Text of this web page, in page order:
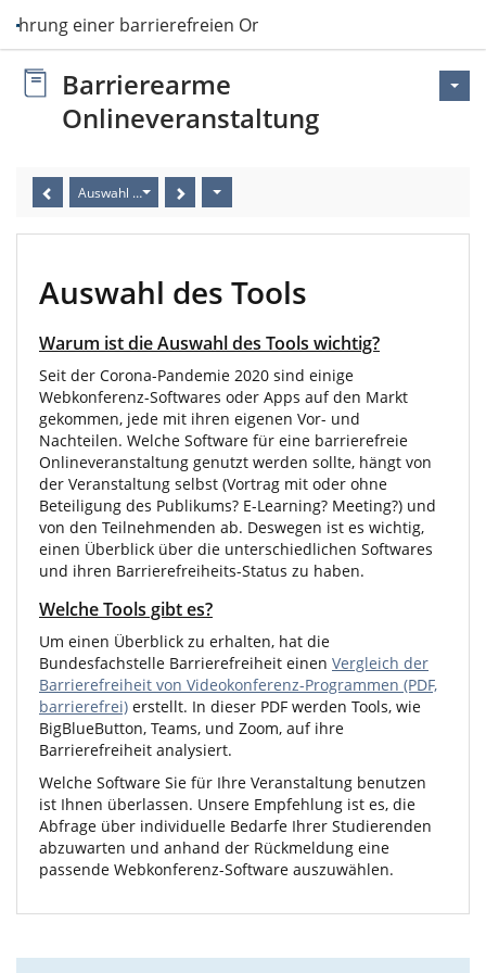
einer barrierefreien Onlineveranst…
Barrierearme
Onlineveranstaltung
Auswahl des Tools
Auswahl des Tools
Warum ist die Auswahl des Tools wichtig?
Seit der Corona-Pandemie 2020 sind einige
Webkonferenz-Softwares oder Apps auf den Markt
gekommen, jede mit ihren eigenen Vor- und
Nachteilen. Welche Software für eine barrierefreie
Onlineveranstaltung genutzt werden sollte, hängt von
der Veranstaltung selbst (Vortrag mit oder ohne
Beteiligung des Publikums? E-Learning? Meeting?) und
von den Teilnehmenden ab. Deswegen ist es wichtig,
einen Überblick über die unterschiedlichen Softwares
und ihren Barrierefreiheits-Status zu haben.
Welche Tools gibt es?
Um einen Überblick zu erhalten, hat die
Bundesfachstelle Barrierefreiheit einen Vergleich der
Barrierefreiheit von Videokonferenz-Programmen (PDF,
barrierefrei) erstellt. In dieser PDF werden Tools, wie
BigBlueButton, Teams, und Zoom, auf ihre
Barrierefreiheit analysiert.
Welche Software Sie für Ihre Veranstaltung benutzen
ist Ihnen überlassen. Unsere Empfehlung ist es, die
Abfrage über individuelle Bedarfe Ihrer Studierenden
abzuwarten und anhand der Rückmeldung eine
passende Webkonferenz-Software auszuwählen.